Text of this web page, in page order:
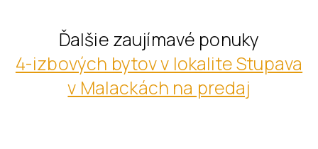
Ďalšie zaujímavé ponuky
4-izbových bytov v lokalite Stupava
v Malackách na predaj